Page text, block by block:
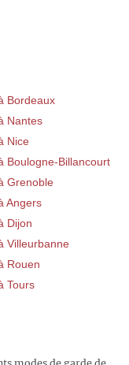
Bordeaux
Nantes
Nice
Boulogne-Billancourt
Grenoble
Angers
Dijon
Villeurbanne
Rouen
Tours